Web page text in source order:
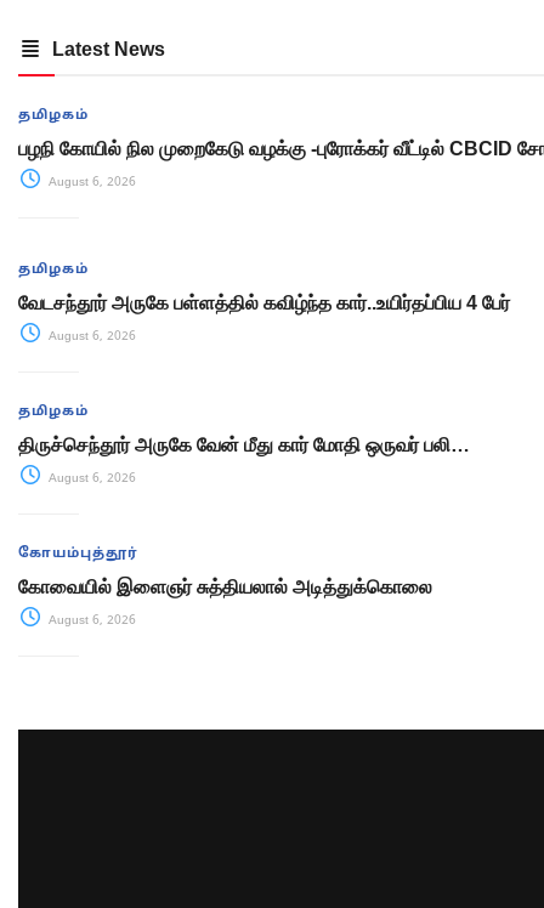
Latest News
தமிழகம்
பழநி கோயில் நில முறைகேடு வழக்கு -புரோக்கர் வீட்டில் CBCID
August 6, 2026
தமிழகம்
வேடசந்தூர் அருகே பள்ளத்தில் கவிழ்ந்த கார்..உயிர்தப்பிய 4 பேர்
August 6, 2026
தமிழகம்
திருச்செந்தூர் அருகே வேன் மீது கார் மோதி ஒருவர் பலி…
August 6, 2026
கோயம்புத்தூர்
கோவையில் இளைஞர் சுத்தியலால் அடித்துக்கொலை
August 6, 2026